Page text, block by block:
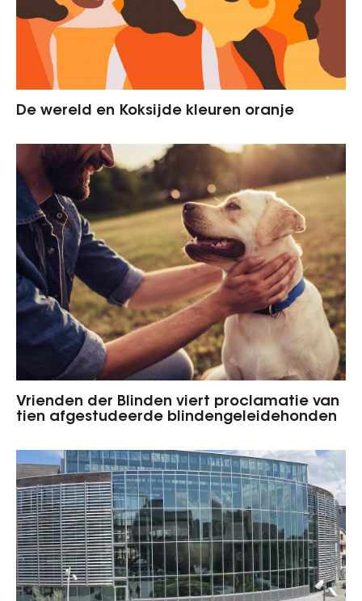
De wereld en Koksijde kleuren oranje
Vrienden der Blinden viert proclamatie van
tien afgestudeerde blindengeleidehonden